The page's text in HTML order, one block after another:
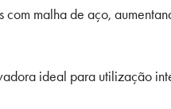
malha de aço,
ideal para utilização